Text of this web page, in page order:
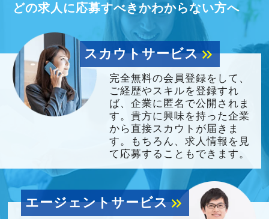
どの求人に応募すべきかわからない方へ
スカウトサービスkeyboard_double_arrow_right
完全無料の会員登録をして、
ご経歴やスキルを登録すれ
ば、企業に匿名で公開されま
す。貴方に興味を持った企業
から直接スカウトが届きま
す。もちろん、求人情報を見
て応募することもできます。
エージェントサービスkeyboard_double_arrow_right